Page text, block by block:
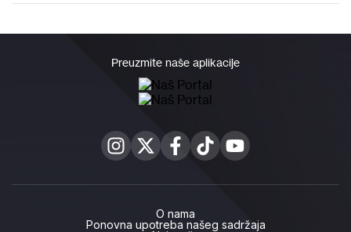
Preuzmite naše aplikacije
O nama
Ponovna upotreba našeg sadržaja